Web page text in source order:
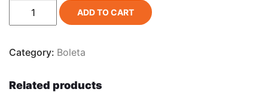
Asistente
General
ADD TO CART
Category: Boleta
Related products